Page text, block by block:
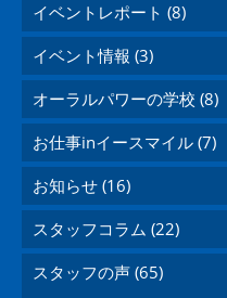
イベントレポート (8)
イベント情報 (3)
オーラルパワーの学校 (8)
お仕事inイースマイル (7)
お知らせ (16)
スタッフコラム (22)
スタッフの声 (65)